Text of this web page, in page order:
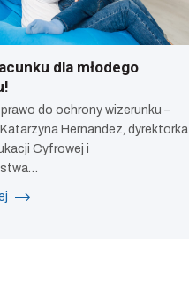
dla młodego
do ochrony wizerunku –
Hernandez, dyrektorka
Cyfrowej i